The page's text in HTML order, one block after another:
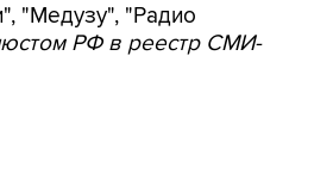
"Медузу", "Радио
РФ в реестр СМИ-